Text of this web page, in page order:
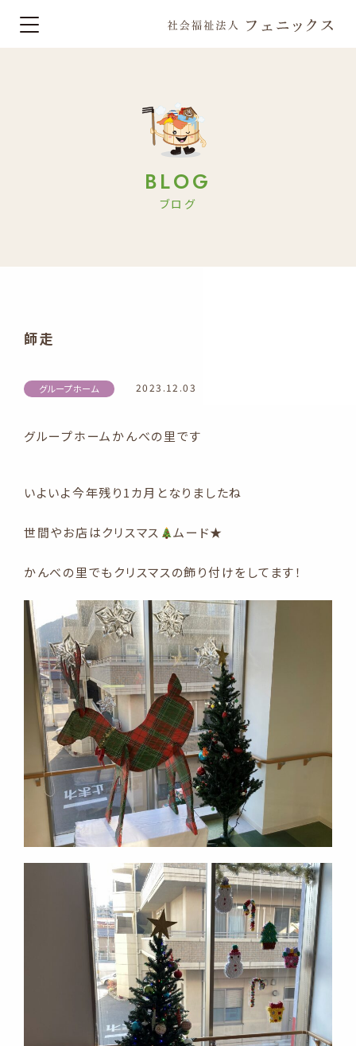
BLOG
ブログ
師走
グループホーム 2023.12.03
グループホームかんべの里です
いよいよ今年残り1カ月となりましたね
世間やお店はクリスマス ムード★
かんべの里でもクリスマスの飾り付けをしてます！